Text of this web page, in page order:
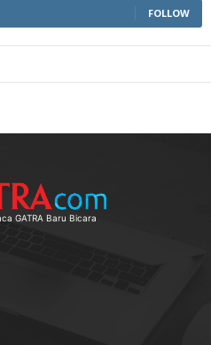
FOLLOW